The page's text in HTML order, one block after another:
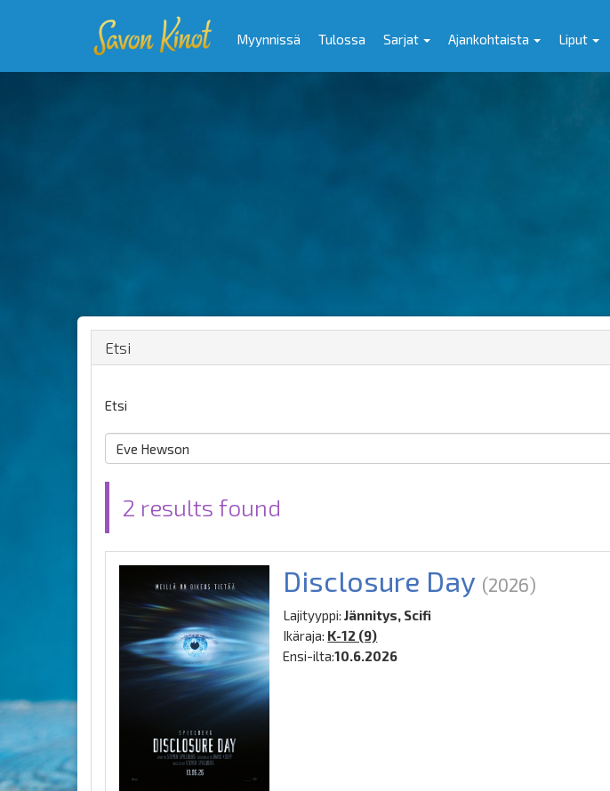
Myynnissä Tulossa Sarjat Ajankohtaista Liput
Etsi
Etsi
2 results found
Disclosure Day (2026)
Lajityyppi: Jännitys, Scifi
Ikäraja: K-12 (9)
Ensi-ilta:10.6.2026